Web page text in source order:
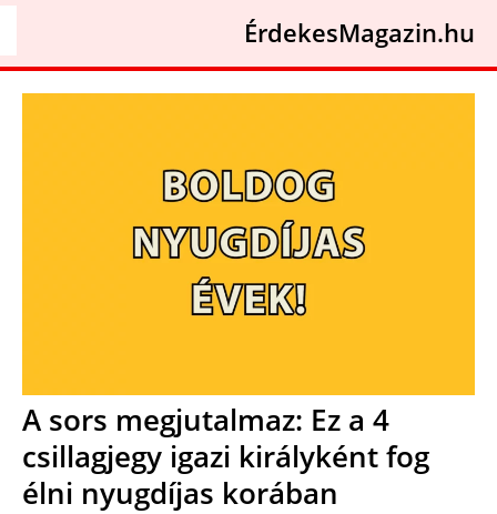
ÉrdekesMagazin.hu
A sors megjutalmaz: Ez a 4
csillagjegy igazi királyként fog
élni nyugdíjas korában